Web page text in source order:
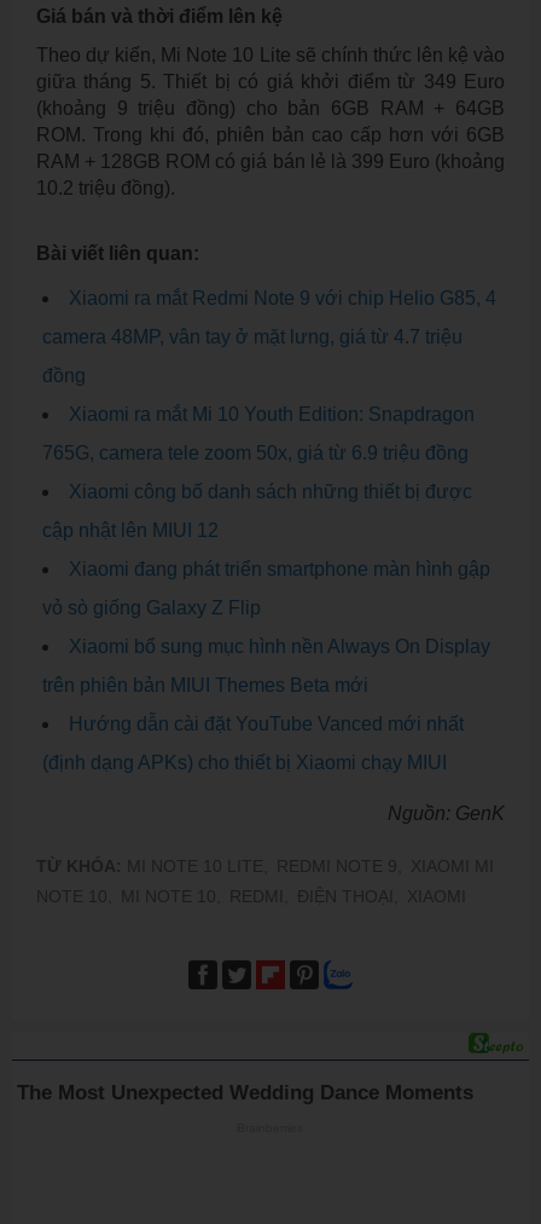
Giá bán và thời điểm lên kệ
Theo dự kiến, Mi Note 10 Lite sẽ chính thức lên kệ vào
giữa tháng 5. Thiết bị có giá khởi điểm từ 349 Euro
(khoảng 9 triệu đồng) cho bản 6GB RAM + 64GB
ROM. Trong khi đó, phiên bản cao cấp hơn với 6GB
RAM + 128GB ROM có giá bán lẻ là 399 Euro (khoảng
10.2 triệu đồng).
Bài viết liên quan:
Xiaomi ra mắt Redmi Note 9 với chip Helio G85, 4
camera 48MP, vân tay ở mặt lưng, giá từ 4.7 triệu
đồng
Xiaomi ra mắt Mi 10 Youth Edition: Snapdragon
765G, camera tele zoom 50x, giá từ 6.9 triệu đồng
Xiaomi công bố danh sách những thiết bị được
cập nhật lên MIUI 12
Xiaomi đang phát triển smartphone màn hình gập
vỏ sò giống Galaxy Z Flip
Xiaomi bổ sung mục hình nền Always On Display
trên phiên bản MIUI Themes Beta mới
Hướng dẫn cài đặt YouTube Vanced mới nhất
(định dạng APKs) cho thiết bị Xiaomi chạy MIUI
Nguồn: GenK
TỪ KHÓA: MI NOTE 10 LITE, REDMI NOTE 9,
XIAOMI MI
NOTE 10,
MI NOTE 10, REDMI, ĐIỆN THOẠI, XIAOMI